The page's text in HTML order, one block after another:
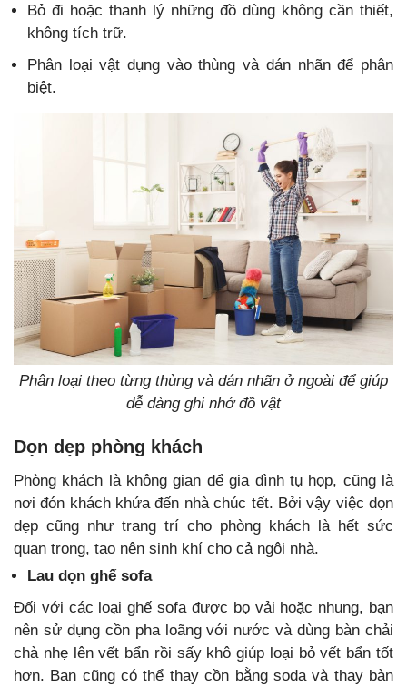
Bỏ đi hoặc thanh lý những đồ dùng không cần thiết,
không tích trữ.
Phân loại vật dụng vào thùng và dán nhãn để phân
biệt.
Phân loại theo từng thùng và dán nhãn ở ngoài để giúp
dễ dàng ghi nhớ đồ vật
Dọn dẹp phòng khách
Phòng khách là không gian để gia đình tụ họp, cũng là
nơi đón khách khứa đến nhà chúc tết. Bởi vậy việc dọn
dẹp cũng như trang trí cho phòng khách là hết sức
quan trọng, tạo nên sinh khí cho cả ngôi nhà.
Lau dọn ghế sofa
Đối với các loại ghế sofa được bọ vải hoặc nhung, bạn
nên sử dụng cồn pha loãng với nước và dùng bàn chải
chà nhẹ lên vết bẩn rồi sấy khô giúp loại bỏ vết bẩn tốt
hơn. Bạn cũng có thể thay cồn bằng soda và thay bàn